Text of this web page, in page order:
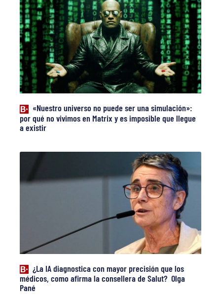
«Nuestro universo no puede ser una simulación»:
por qué no vivimos en Matrix y es imposible que llegue
a existir
¿La IA diagnostica con mayor precisión que los
médicos, como afirma la consellera de Salut? Olga
Pané